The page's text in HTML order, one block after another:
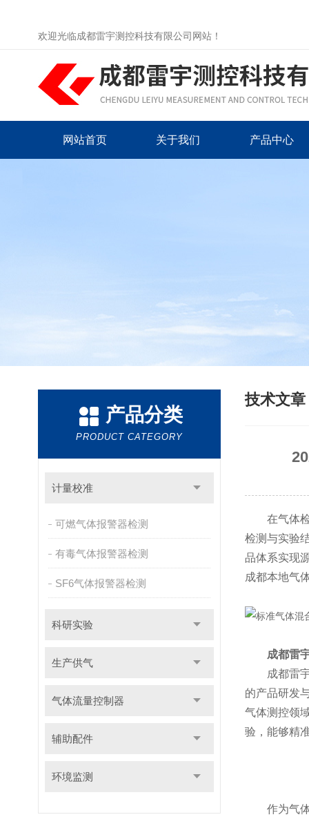
欢迎光临成都雷宇测控科技有限公司网站！
网站首页 关于我们 产品中心
产品分类
PRODUCT CATEGORY
计量校准
可燃气体报警器检测
有毒气体报警器检测
SF6气体报警器检测
科研实验
生产供气
气体流量控制器
辅助配件
环境监测
技术文章
在气体检
检测与实验
品体系实现
成都本地气
成都雷
成都雷宇
的产品研发
气体测控领
验，能够精
作为气体